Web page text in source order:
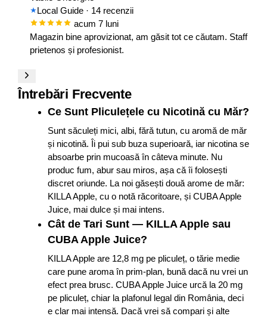
Local Guide · 14 recenzii
acum 7 luni
Magazin bine aprovizionat, am găsit tot ce căutam. Staff
prietenos și profesionist.
Întrebări Frecvente
Ce Sunt Pliculețele cu Nicotină cu Măr?
Sunt săculeți mici, albi, fără tutun, cu aromă de măr
și nicotină. Îi pui sub buza superioară, iar nicotina se
absoarbe prin mucoasă în câteva minute. Nu
produc fum, abur sau miros, așa că îi folosești
discret oriunde. La noi găsești două arome de măr:
KILLA Apple, cu o notă răcoritoare, și CUBA Apple
Juice, mai dulce și mai intens.
Cât de Tari Sunt — KILLA Apple sau
CUBA Apple Juice?
KILLA Apple are 12,8 mg pe pliculeț, o tărie medie
care pune aroma în prim-plan, bună dacă nu vrei un
efect prea brusc. CUBA Apple Juice urcă la 20 mg
pe pliculeț, chiar la plafonul legal din România, deci
e clar mai intensă. Dacă vrei să compari și alte